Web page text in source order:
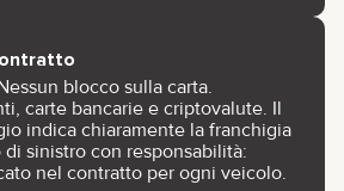
blocco sulla carta.
carte bancarie e criptovalute. Il
indica chiaramente la franchigia
sinistro con responsabilità:
nel contratto per ogni veicolo.